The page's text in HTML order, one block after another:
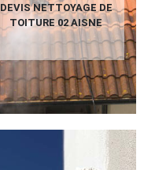
DEVIS NETTOYAGE DE
TOITURE 02 AISNE